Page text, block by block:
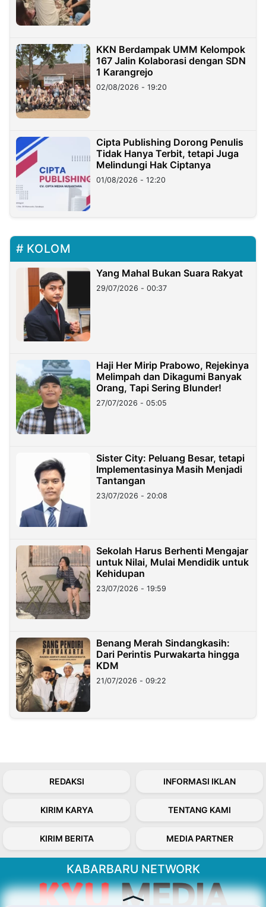
KKN Berdampak UMM Kelompok
167 Jalin Kolaborasi dengan SDN
1 Karangrejo
02/08/2026 - 19:20
Cipta Publishing Dorong Penulis
Tidak Hanya Terbit, tetapi Juga
Melindungi Hak Ciptanya
01/08/2026 - 12:20
KOLOM
Yang Mahal Bukan Suara Rakyat
29/07/2026 - 00:37
Haji Her Mirip Prabowo, Rejekinya
Melimpah dan Dikagumi Banyak
Orang, Tapi Sering Blunder!
27/07/2026 - 05:05
Sister City: Peluang Besar, tetapi
Implementasinya Masih Menjadi
Tantangan
23/07/2026 - 20:08
Sekolah Harus Berhenti Mengajar
untuk Nilai, Mulai Mendidik untuk
Kehidupan
23/07/2026 - 19:59
Benang Merah Sindangkasih:
Dari Perintis Purwakarta hingga
KDM
21/07/2026 - 09:22
REDAKSI INFORMASI IKLAN
KIRIM KARYA TENTANG KAMI
KIRIM BERITA MEDIA PARTNER
KABARBARU NETWORK